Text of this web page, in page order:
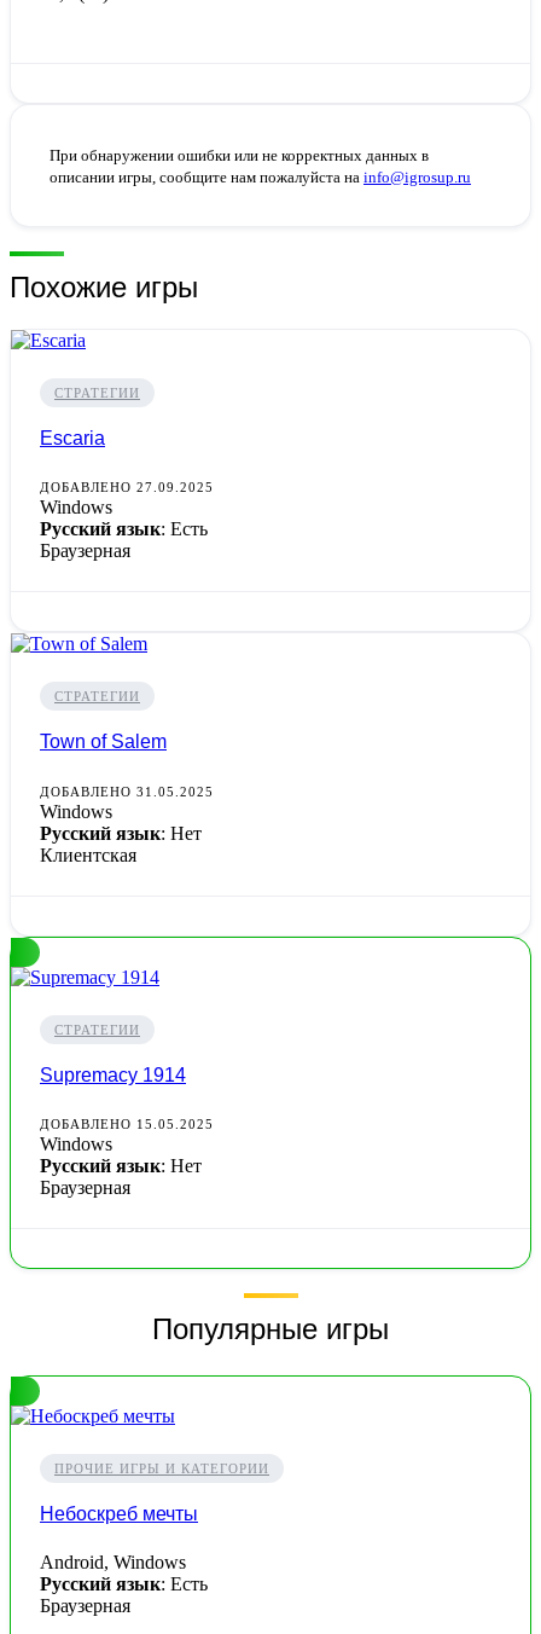
При обнаружении ошибки или не корректных данных в
описании игры, сообщите нам пожалуйста на info@igrosup.ru
Похожие игры
СТРАТЕГИИ
Escaria
ДОБАВЛЕНО 27.09.2025
Windows
Русский язык: Есть
Браузерная
СТРАТЕГИИ
Town of Salem
ДОБАВЛЕНО 31.05.2025
Windows
Русский язык: Нет
Клиентская
СТРАТЕГИИ
Supremacy 1914
ДОБАВЛЕНО 15.05.2025
Windows
Русский язык: Нет
Браузерная
Популярные игры
ПРОЧИЕ ИГРЫ И КАТЕГОРИИ
Небоскреб мечты
Android, Windows
Русский язык: Есть
Браузерная